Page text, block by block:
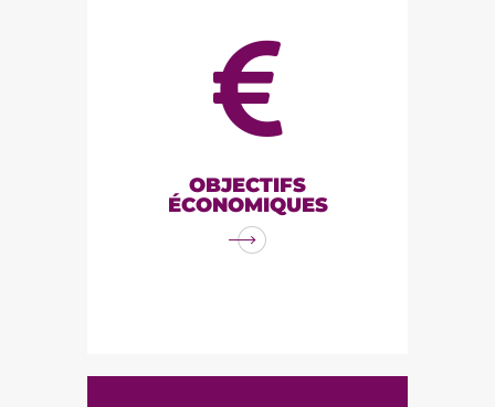
OBJECTIFS
ÉCONOMIQUES
ÉCONOMIQUES
Limiter les intrants chimiques
nécessite une main d’œuvre
supplémentaire et permet
Rémunérer les producteurs de
manière juste par la vente
directe. Renforcer l'activité
socio-économique en zone